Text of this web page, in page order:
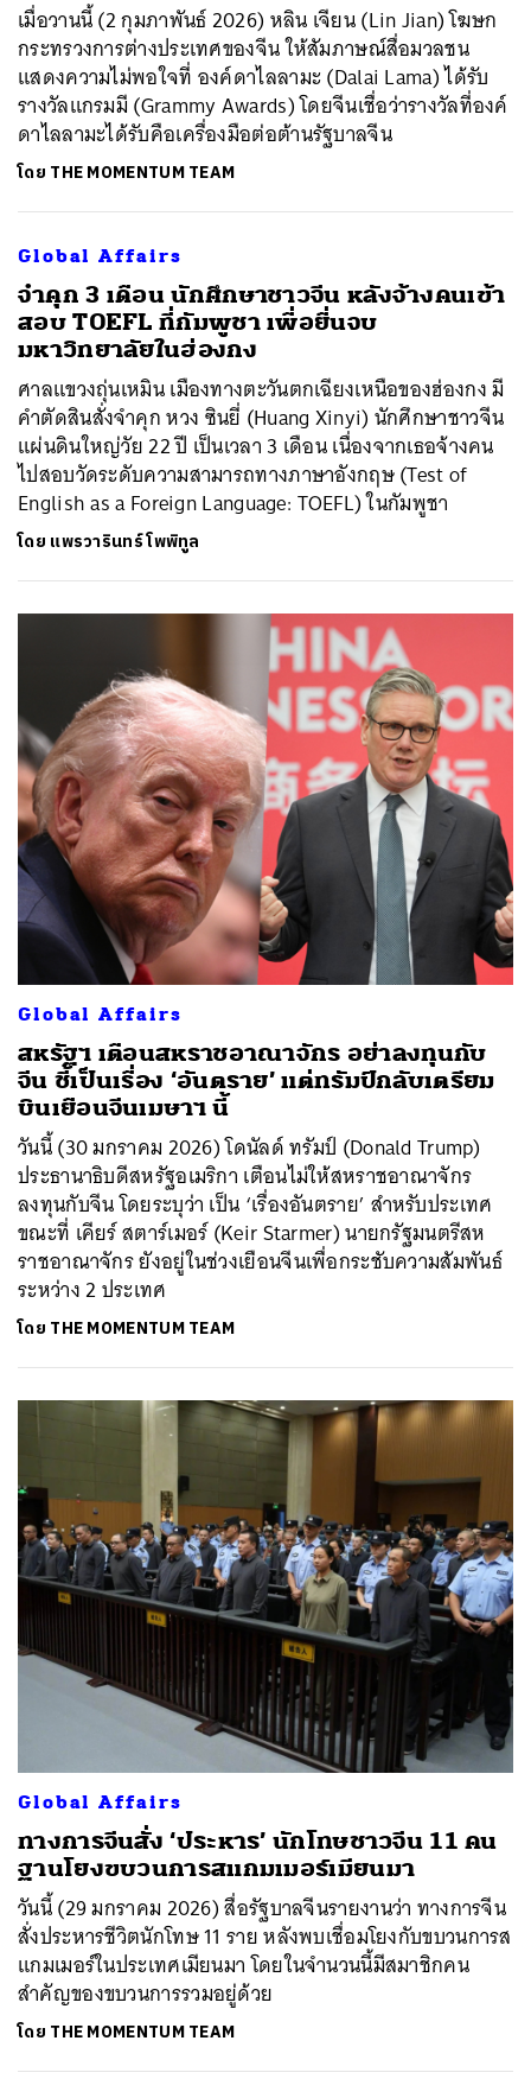
เมื่อวานนี้ (2 กุมภาพันธ์ 2026) หลิน เจียน (Lin Jian) โฆษก
กระทรวงการต่างประเทศของจีน ให้สัมภาษณ์สื่อมวลชน
แสดงความไม่พอใจที่ องค์ดาไลลามะ (Dalai Lama) ได้รับ
รางวัลแกรมมี (Grammy Awards) โดยจีนเชื่อว่ารางวัลที่องค์
ดาไลลามะได้รับคือเครื่องมือต่อต้านรัฐบาลจีน
โดย THE MOMENTUM TEAM
Global Affairs
จำคุก 3 เดือน นักศึกษาชาวจีน หลังจ้างคนเข้า
สอบ TOEFL ที่กัมพูชา เพื่อยื่นจบ
มหาวิทยาลัยในฮ่องกง
ศาลแขวงถุ่นเหมิน เมืองทางตะวันตกเฉียงเหนือของฮ่องกง มี
คำตัดสินสั่งจำคุก หวง ซินยี่ (Huang Xinyi) นักศึกษาชาวจีน
แผ่นดินใหญ่วัย 22 ปี เป็นเวลา 3 เดือน เนื่องจากเธอจ้างคน
ไปสอบวัดระดับความสามารถทางภาษาอังกฤษ (Test of
English as a Foreign Language: TOEFL) ในกัมพูชา
โดย แพรวารินทร์ โพพิทูล
Global Affairs
สหรัฐฯ เตือนสหราชอาณาจักร อย่าลงทุนกับ
จีน ชี้เป็นเรื่อง ‘อันตราย’ แต่ทรัมป์กลับเตรียม
บินเยือนจีนเมษาฯ นี้
วันนี้ (30 มกราคม 2026) โดนัลด์ ทรัมป์ (Donald Trump)
ประธานาธิบดีสหรัฐอเมริกา เตือนไม่ให้สหราชอาณาจักร
ลงทุนกับจีน โดยระบุว่า เป็น ‘เรื่องอันตราย’ สำหรับประเทศ
ขณะที่ เคียร์ สตาร์เมอร์ (Keir Starmer) นายกรัฐมนตรีสห
ราชอาณาจักร ยังอยู่ในช่วงเยือนจีนเพื่อกระชับความสัมพันธ์
ระหว่าง 2 ประเทศ
โดย THE MOMENTUM TEAM
Global Affairs
ทางการจีนสั่ง ‘ประหาร’ นักโทษชาวจีน 11 คน
ฐานโยงขบวนการสแกมเมอร์เมียนมา
วันนี้ (29 มกราคม 2026) สื่อรัฐบาลจีนรายงานว่า ทางการจีน
สั่งประหารชีวิตนักโทษ 11 ราย หลังพบเชื่อมโยงกับขบวนการส
แกมเมอร์ในประเทศเมียนมา โดยในจำนวนนี้มีสมาชิกคน
สำคัญของขบวนการรวมอยู่ด้วย
โดย THE MOMENTUM TEAM